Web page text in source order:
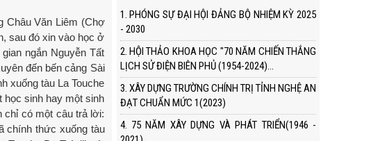
Châu Văn Liêm (Chợ
sau đó xin vào học ở
ngắn Nguyễn Tất
đến bến cảng Sài
xuống tàu La Touche
học sinh hay một sinh
chỉ có một câu trả lời:
chính thức xuống tàu
1. PHÓNG SỰ ĐẠI HỘI ĐẢNG BỘ NHIỆM KỲ 2025
- 2030
2. HỘI THẢO KHOA HỌC "70 NĂM CHIẾN THẮNG
LỊCH SỬ ĐIỆN BIÊN PHỦ (1954-2024)...
3. XÂY DỰNG TRƯỜNG CHÍNH TRỊ TỈNH NGHỆ AN
ĐẠT CHUẨN MỨC 1(2023)
4. 75 NĂM XÂY DỰNG VÀ PHÁT TRIỂN(1946 -